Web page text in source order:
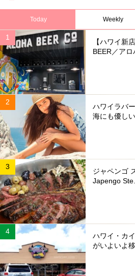
Today Weekly
【ハワイ新
BEER／アロ
ハワイラバ
海にも優しい
ジャペンゴ
Japengo Ste...
ハワイ・カ
がいよいよ